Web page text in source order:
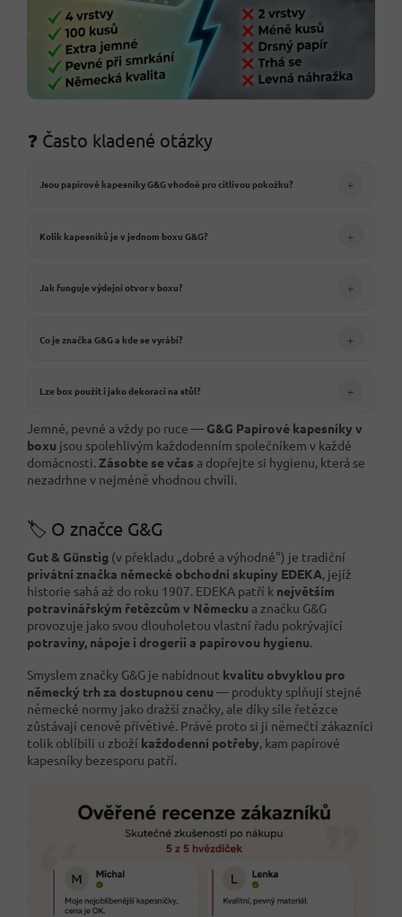
❓ Často kladené otázky
Jsou papírové kapesníky G&G vhodné pro citlivou pokožku? +
Kolik kapesníků je v jednom boxu G&G? +
Jak funguje výdejní otvor v boxu? +
Co je značka G&G a kde se vyrábí? +
Lze box použít i jako dekoraci na stůl? +
Jemné, pevné a vždy po ruce — G&G Papírové kapesníky v
boxu jsou spolehlivým každodenním společníkem v každé
domácnosti.Zásobte se včas a dopřejte si hygienu, která se
nezadrhne v nejméně vhodnou chvíli.
🏷️ O značce G&G
Gut & Günstig (v překladu „dobré a výhodné") je tradiční
privátní značka německé obchodní skupiny EDEKA, jejíž
historie sahá až do roku 1907. EDEKA patří k největším
potravinářským řetězcům v Německu a značku G&G
provozuje jako svou dlouholetou vlastní řadu pokrývající
potraviny, nápoje i drogerii a papírovou hygienu.
Smyslem značky G&G je nabídnout kvalitu obvyklou pro
německý trh za dostupnou cenu — produkty splňují stejné
německé normy jako dražší značky, ale díky síle řetězce
zůstávají cenově přívětivé. Právě proto si ji němečtí zákazníci
tolik oblíbili u zboží každodenní potřeby, kam papírové
kapesníky bezesporu patří.